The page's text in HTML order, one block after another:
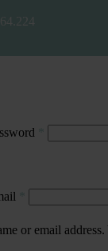
or email